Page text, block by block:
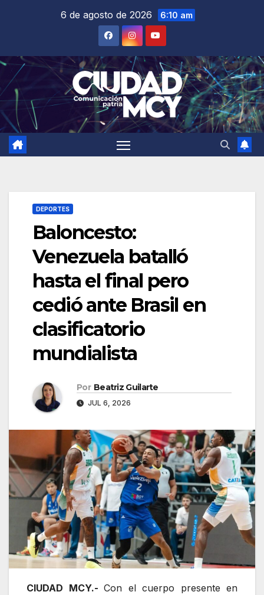
6 de agosto de 2026 6:10 am
DEPORTES
Baloncesto:
Venezuela batalló
hasta el final pero
cedió ante Brasil en
clasificatorio
mundialista
Por Beatriz Guilarte
JUL 6, 2026
CIUDAD MCY.- Con el cuerpo presente en